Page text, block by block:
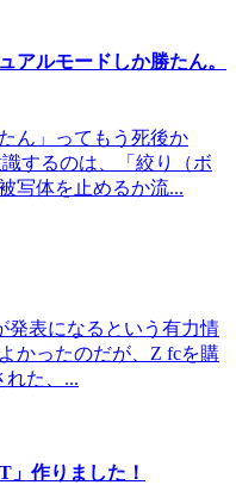
アルモードしか勝たん。
ん」ってもう死後か
するのは、「絞り（ボ
写体を止めるか流...
発表になるという有力情
かったのだが、Z fcを購
れた、...
」作りました！